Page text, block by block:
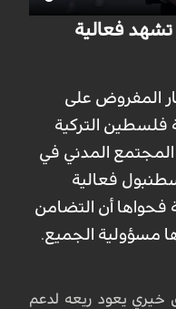
فعالية
المفروض على
التركية
المدني في
فعالية
أن التضامن
مسؤولية الجميع.
خيري يعود ريعه لدعم